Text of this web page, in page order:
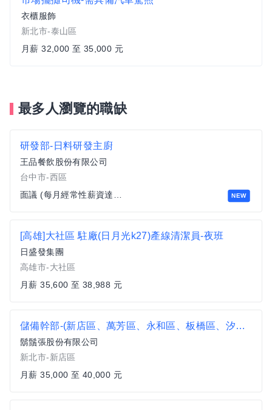
衣櫃服飾
新北市-泰山區
月薪 32,000 至 35,000 元
最多人瀏覽的職缺
NEW
研發部-日料研發主廚
王品餐飲股份有限公司
台中市-西區
[高雄]大社區 駐廠(日月光k27)產線清潔員-夜班
日盛發集團
高雄市-大社區
月薪 35,600 至 38,988 元
儲備幹部-(新店區、萬芳區、永和區、板橋區、汐止區、中和區)
鬍鬚張股份有限公司
新北市-新店區
月薪 35,000 至 40,000 元